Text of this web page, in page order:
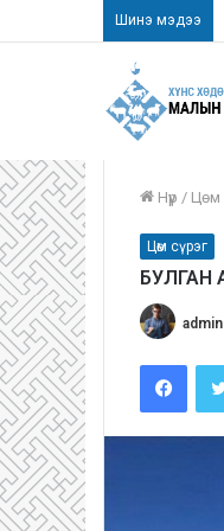
Шинэ мэдээ
Нүүр / Цөм
Цөм сүрэг
БУЛГАН
admin